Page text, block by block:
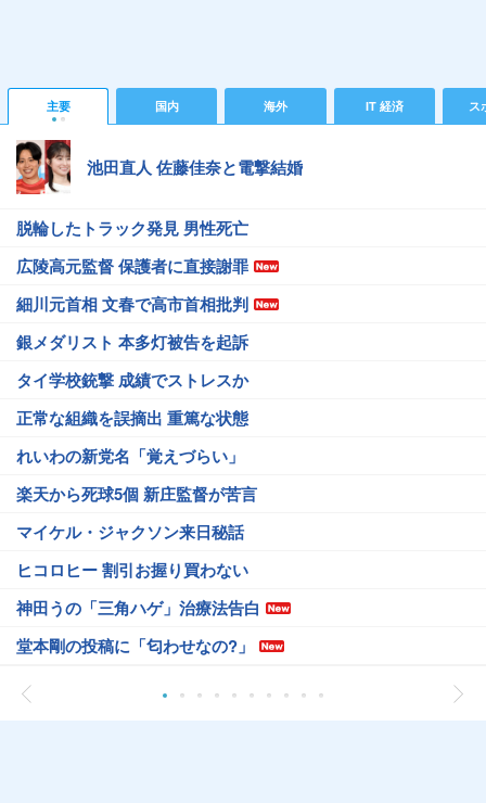
主要 国内 海外 IT 経済 ス
池田直人 佐藤佳奈と電撃結婚
脱輪したトラック発見 男性死亡
広陵高元監督 保護者に直接謝罪
細川元首相 文春で高市首相批判
銀メダリスト 本多灯被告を起訴
タイ学校銃撃 成績でストレスか
正常な組織を誤摘出 重篤な状態
れいわの新党名「覚えづらい」
楽天から死球5個 新庄監督が苦言
マイケル・ジャクソン来日秘話
ヒコロヒー 割引お握り買わない
神田うの「三角ハゲ」治療法告白
堂本剛の投稿に「匂わせなの?」